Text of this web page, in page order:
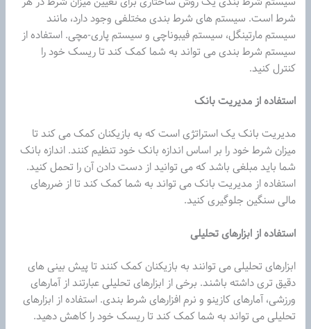
شرط است. سیستم های شرط بندی مختلفی وجود دارد، مانند
سیستم مارتینگل، سیستم فیبوناچی و سیستم پاری-مچی. استفاده از
سیستم شرط بندی می تواند به شما کمک کند تا ریسک خود را
کنترل کنید.
استفاده از مدیریت بانک
مدیریت بانک یک استراتژی است که به بازیکنان کمک می کند تا
میزان شرط خود را بر اساس اندازه بانک خود تنظیم کنند. اندازه بانک
شما باید مبلغی باشد که می توانید از دست دادن آن را تحمل کنید.
استفاده از مدیریت بانک می تواند به شما کمک کند تا از ضررهای
مالی سنگین جلوگیری کنید.
استفاده از ابزارهای تحلیلی
ابزارهای تحلیلی می توانند به بازیکنان کمک کنند تا پیش بینی های
دقیق تری داشته باشند. برخی از ابزارهای تحلیلی عبارتند از آمارهای
ورزشی، آمارهای کازینو و نرم افزارهای شرط بندی. استفاده از ابزارهای
تحلیلی می تواند به شما کمک کند تا ریسک خود را کاهش دهید.